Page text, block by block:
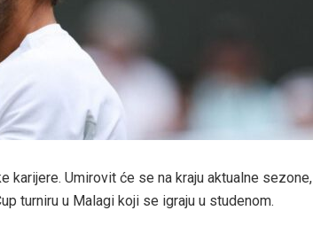
karijere. Umirovit će se na kraju aktualne sezone,
turniru u Malagi koji se igraju u studenom.